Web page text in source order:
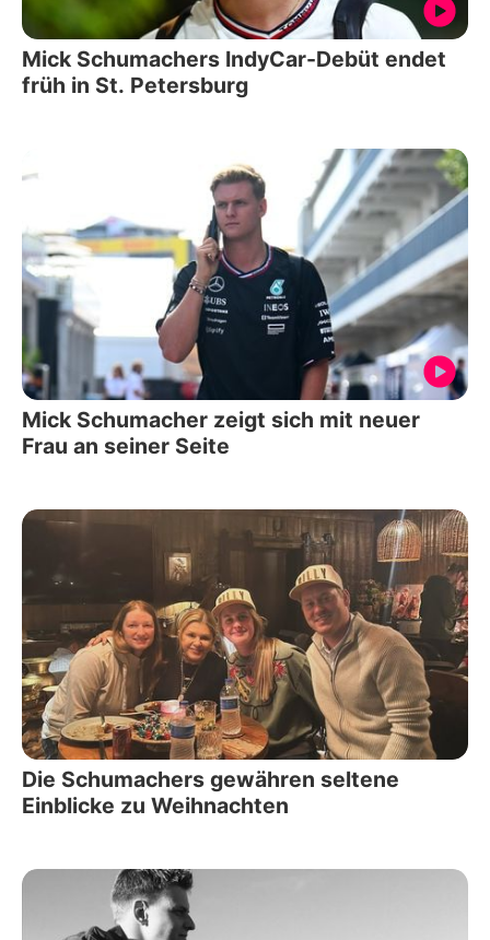
Mick Schumachers IndyCar-Debüt endet
früh in St. Petersburg
Mick Schumacher zeigt sich mit neuer
Frau an seiner Seite
Die Schumachers gewähren seltene
Einblicke zu Weihnachten